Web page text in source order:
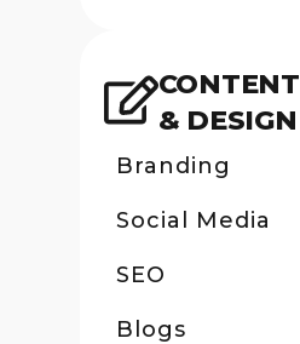
CONTENT
& DESIGN
Branding
Social Media
SEO
Blogs